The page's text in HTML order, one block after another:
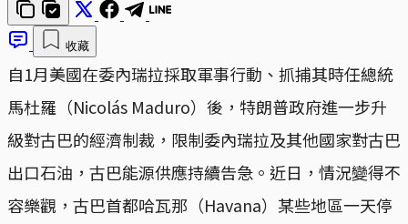
收藏
自1月美國在委內瑞拉採取軍事行動、抓捕其時任總統
馬杜羅（Nicolás Maduro）後，特朗普政府進一步升
級對古巴的經濟制裁，限制委內瑞拉及其他國家對古巴
出口石油，古巴能源供應持續告急。近日，情況變得不
容樂觀，古巴首都哈瓦那（Havana）某些地區一天停